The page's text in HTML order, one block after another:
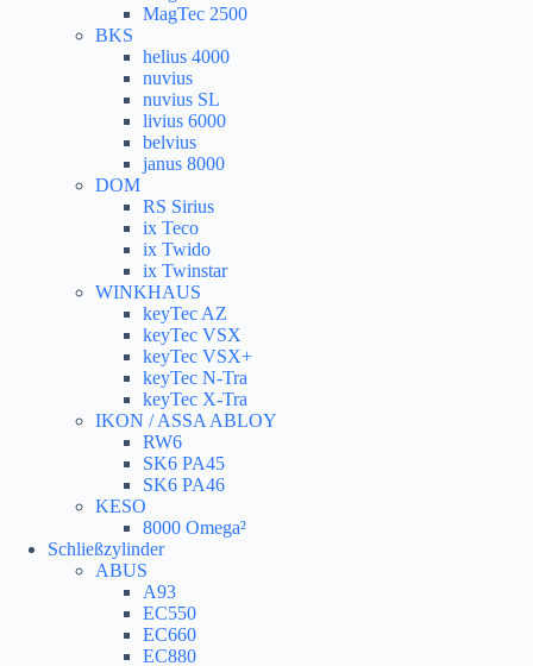
MagTec 2500
BKS
helius 4000
nuvius
nuvius SL
livius 6000
belvius
janus 8000
DOM
RS Sirius
ix Teco
ix Twido
ix Twinstar
WINKHAUS
keyTec AZ
keyTec VSX
keyTec VSX+
keyTec N-Tra
keyTec X-Tra
IKON / ASSA ABLOY
RW6
SK6 PA45
SK6 PA46
KESO
8000 Omega²
Schließzylinder
ABUS
A93
EC550
EC660
EC880